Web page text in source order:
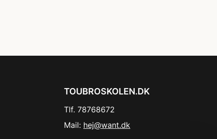
TOUBROSKOLEN.DK
Tlf. 78768672
Mail: hej@want.dk